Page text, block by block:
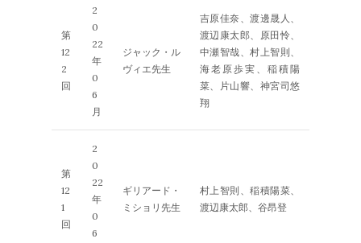
第
12
2
回
2
0
22
年
0
6
月
ジャック・ル
ヴィエ先生
吉原佳奈、渡邊晟人、
渡辺康太郎、原田怜、
中瀬智哉、村上智則、
海老原歩実、稲積陽
菜、片山響、神宮司悠
翔
第
12
1
回
2
0
22
年
0
6
ギリアード・
ミショリ先生
村上智則、稲積陽菜、
渡辺康太郎、谷昂登